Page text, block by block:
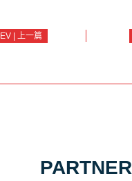
| 上一篇
PARTNER